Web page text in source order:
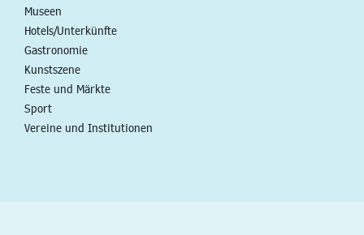
Museen
Hotels/Unterkünfte
Gastronomie
Kunstszene
Feste und Märkte
Sport
Vereine und Institutionen